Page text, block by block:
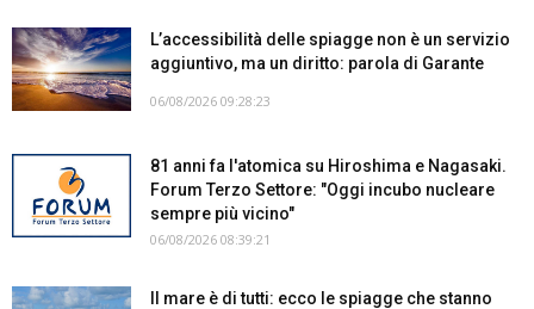
L’accessibilità delle spiagge non è un servizio
aggiuntivo, ma un diritto: parola di Garante
06/08/2026 09:28:23
81 anni fa l'atomica su Hiroshima e Nagasaki.
Forum Terzo Settore: "Oggi incubo nucleare
sempre più vicino"
06/08/2026 08:39:21
Il mare è di tutti: ecco le spiagge che stanno